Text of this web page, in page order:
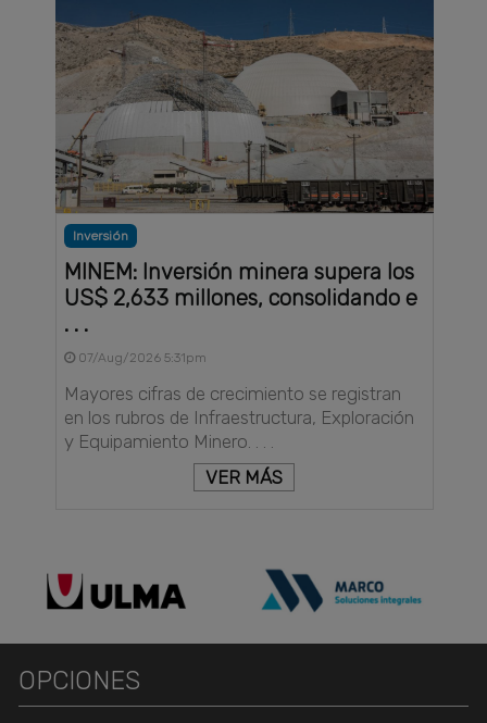
Inversión
MINEM: Inversión minera supera los
US$ 2,633 millones, consolidando e
. . .
07/Aug/2026 5:31pm
Mayores cifras de crecimiento se registran
en los rubros de Infraestructura, Exploración
y Equipamiento Minero. . . .
VER MÁS
OPCIONES